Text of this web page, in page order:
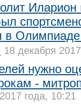
Иларион
в
18 декабря
нужно
-
года, 10:21